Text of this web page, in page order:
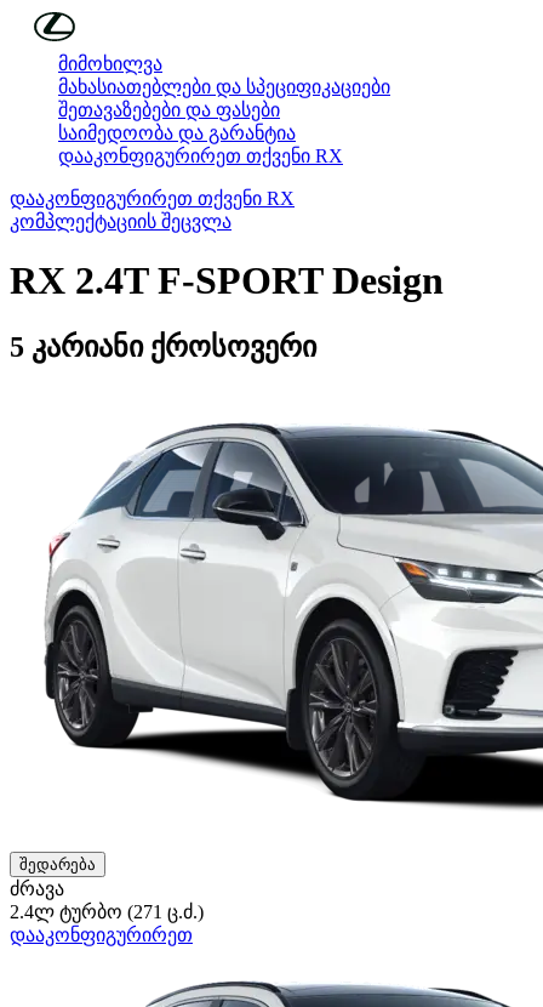
მთავარ კონტენტზე გადასვლა
მიმოხილვა
მახასიათებლები და სპეციფიკაციები
შეთავაზებები და ფასები
საიმედოობა და გარანტია
დააკონფიგურირეთ თქვენი RX
დააკონფიგურირეთ თქვენი RX
კომპლექტაციის შეცვლა
RX 2.4T F-SPORT Design
5 კარიანი ქროსოვერი
შედარება
ძრავა
2.4ლ ტურბო (271 ც.ძ.)
დააკონფიგურირეთ